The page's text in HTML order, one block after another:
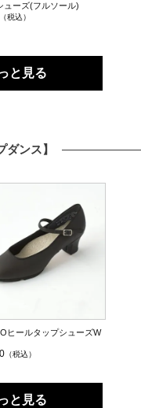
ューズ(フルソール)
（税込）
と見る
ダンス】
ヒールタップシューズW
（税込）
と見る